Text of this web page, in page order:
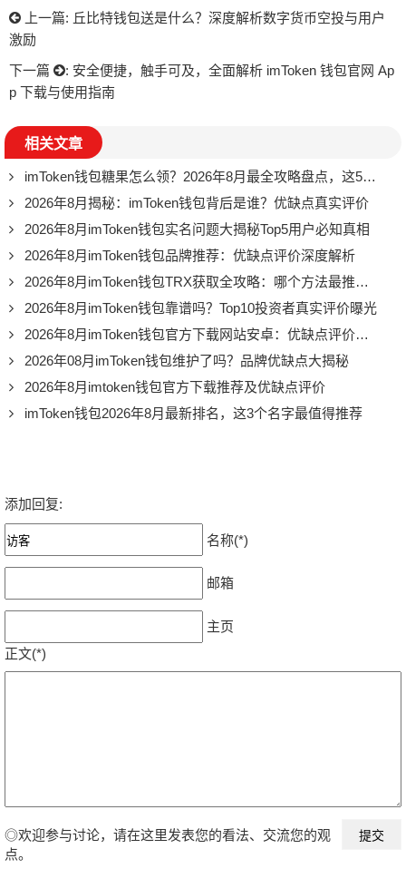
上一篇: 丘比特钱包送是什么？深度解析数字货币空投与用户
激励
下一篇
: 安全便捷，触手可及，全面解析 imToken 钱包官网 Ap
p 下载与使用指南
相关文章
imToken钱包糖果怎么领？2026年8月最全攻略盘点，这5个渠道千万别错过
2026年8月揭秘：imToken钱包背后是谁？优缺点真实评价
2026年8月imToken钱包实名问题大揭秘Top5用户必知真相
2026年8月imToken钱包品牌推荐：优缺点评价深度解析
2026年8月imToken钱包TRX获取全攻略：哪个方法最推荐？
2026年8月imToken钱包靠谱吗？Top10投资者真实评价曝光
2026年8月imToken钱包官方下载网站安卓：优缺点评价推荐，别再踩坑了
2026年08月imToken钱包维护了吗？品牌优缺点大揭秘
2026年8月imtoken钱包官方下载推荐及优缺点评价
imToken钱包2026年8月最新排名，这3个名字最值得推荐
添加回复:
名称(*)
邮箱
主页
正文(*)
◎欢迎参与讨论，请在这里发表您的看法、交流您的观
点。